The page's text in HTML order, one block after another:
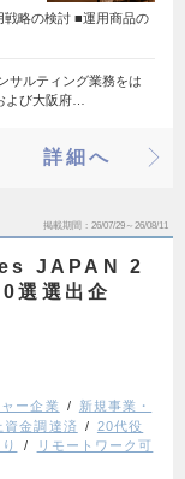
戦略の検討 ■運用商品の
サルティング業務をは
よび大阪府…
詳細へ
掲載期間 26/07/29～26/08/11
JAPAN 2
選選出企
ー企業
新規事業・
資金調達済
20代役
リモートワーク可